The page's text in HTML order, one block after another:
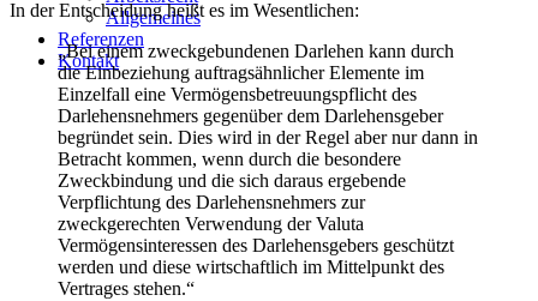
Allgemeines
Referenzen
Kontakt
In der Entscheidung heißt es im Wesentlichen:
„Bei einem zweckgebundenen Darlehen kann durch
die Einbeziehung auftragsähnlicher Elemente im
Einzelfall eine Vermögensbetreuungspflicht des
Darlehensnehmers gegenüber dem Darlehensgeber
begründet sein. Dies wird in der Regel aber nur dann in
Betracht kommen, wenn durch die besondere
Zweckbindung und die sich daraus ergebende
Verpflichtung des Darlehensnehmers zur
zweckgerechten Verwendung der Valuta
Vermögensinteressen des Darlehensgebers geschützt
werden und diese wirtschaftlich im Mittelpunkt des
Vertrages stehen.“